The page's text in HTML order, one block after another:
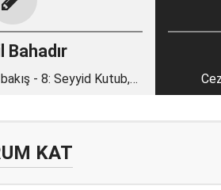
Bahadır
- 8: Seyyid Kutub,
KAT